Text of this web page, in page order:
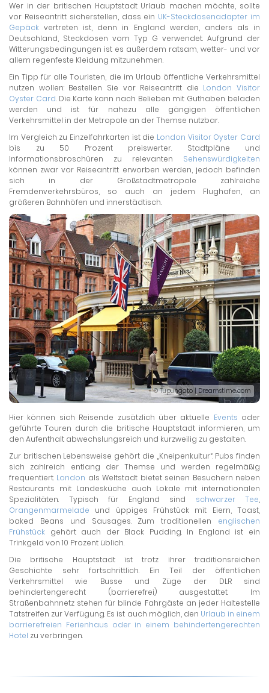
Wer in der britischen Hauptstadt Urlaub machen möchte, sollte
vor Reiseantritt sicherstellen, dass ein UK-Steckdosenadapter im
Gepäck vertreten ist, denn in England werden, anders als in
Deutschland, Steckdosen vom Typ G verwendet. Aufgrund der
Witterungsbedingungen ist es außerdem ratsam, wetter- und vor
allem regenfeste Kleidung mitzunehmen.
Ein Tipp für alle Touristen, die im Urlaub öffentliche Verkehrsmittel
nutzen wollen: Bestellen Sie vor Reiseantritt die London Visitor
Oyster Card. Die Karte kann nach Belieben mit Guthaben beladen
werden und ist für nahezu alle gängigen öffentlichen
Verkehrsmittel in der Metropole an der Themse nutzbar.
Im Vergleich zu Einzelfahrkarten ist die London Visitor Oyster Card
bis zu 50 Prozent preiswerter. Stadtpläne und
Informationsbroschüren zu relevanten Sehenswürdigkeiten
können zwar vor Reiseantritt erworben werden, jedoch befinden
sich in der Großstadtmetropole zahlreiche
Fremdenverkehrsbüros, so auch an jedem Flughafen, an
größeren Bahnhöfen und innerstädtisch.
© Tupungato | Dreamstime.com
Hier können sich Reisende zusätzlich über aktuelle Events oder
geführte Touren durch die britische Hauptstadt informieren, um
den Aufenthalt abwechslungsreich und kurzweilig zu gestalten.
Zur britischen Lebensweise gehört die „Kneipenkultur“. Pubs finden
sich zahlreich entlang der Themse und werden regelmäßig
frequentiert. London als Weltstadt bietet seinen Besuchern neben
Restaurants mit Landesküche auch Lokale mit internationalen
Spezialitäten. Typisch für England sind schwarzer Tee,
Orangenmarmelade und üppiges Frühstück mit Eiern, Toast,
baked Beans und Sausages. Zum traditionellen englischen
Frühstück gehört auch der Black Pudding. In England ist ein
Trinkgeld von 10 Prozent üblich.
Die britische Hauptstadt ist trotz ihrer traditionsreichen
Geschichte sehr fortschrittlich. Ein Teil der öffentlichen
Verkehrsmittel wie Busse und Züge der DLR sind
behindertengerecht (barrierefrei) ausgestattet. Im
Straßenbahnnetz stehen für blinde Fahrgäste an jeder Haltestelle
Tatstreifen zur Verfügung. Es ist auch möglich, den Urlaub in einem
barrierefreien Ferienhaus oder in einem behindertengerechten
Hotel zu verbringen.